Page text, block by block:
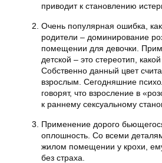
приводит к становлению
Очень популярная ошибка,
родители – доминирование
помещении для девочки.
детской – это стереотип,
Собственно данный цвет
взрослым. Сегодняшние
говорят, что взросление в
к раннему сексуальному
Применение дорого
оплошность. Со всеми
жилом помещении у крохи,
без страха.